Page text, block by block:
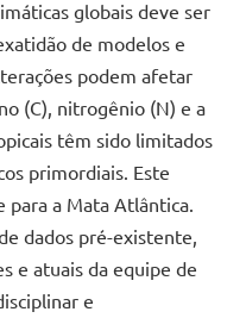
globais deve ser
de modelos e
podem afetar
(C), nitrogênio (N) e a
têm sido limitados
primordiais. Este
para a Mata Atlântica.
dados pré-existente,
e atuais da equipe de
e